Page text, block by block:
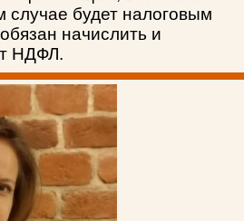
случае будет налоговым
начислить и
НДФЛ.